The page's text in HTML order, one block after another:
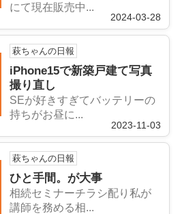
にて現在販売中...
2024-03-28
萩ちゃんの日報
iPhone15で新築戸建て写真
撮り直し
SEが好きすぎてバッテリーの
持ちがお昼に...
2023-11-03
萩ちゃんの日報
ひと手間。が大事
相続セミナーチラシ配り私が
講師を務める相...